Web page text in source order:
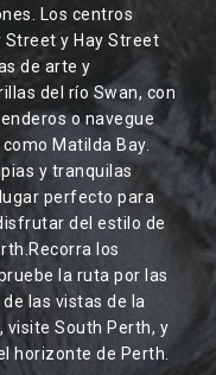
Los centros
Street y Hay Street
de arte y
del río Swan, con
o navegue
Matilda Bay.
y tranquilas
perfecto para
del estilo de
los
la ruta por las
las vistas de la
visite South Perth, y
horizonte de Perth.